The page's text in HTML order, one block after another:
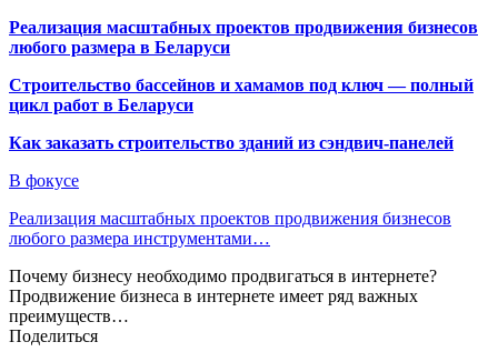
Реализация масштабных проектов продвижения бизнесов
любого размера в Беларуси
Строительство бассейнов и хамамов под ключ — полный
цикл работ в Беларуси
Как заказать строительство зданий из сэндвич-панелей
В фокусе
Реализация масштабных проектов продвижения бизнесов
любого размера инструментами…
Почему бизнесу необходимо продвигаться в интернете?
Продвижение бизнеса в интернете имеет ряд важных
преимуществ…
Поделиться